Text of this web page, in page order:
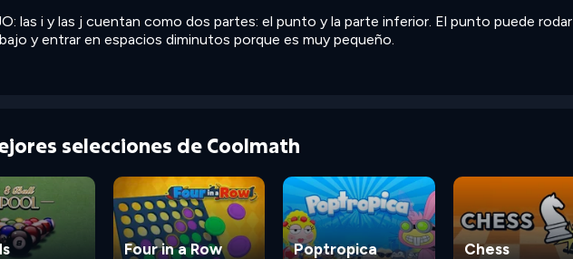
las i y las j cuentan como dos partes: el punto y la parte inferior. El punto puede rodar
y entrar en espacios diminutos porque es muy pequeño.
selecciones de Coolmath
Four in a Row Poptropica Chess